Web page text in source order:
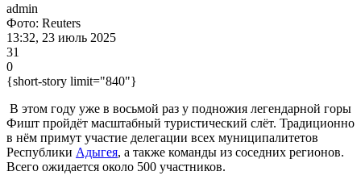
admin
Фото: Reuters
13:32, 23 июль 2025
31
0
{short-story limit="840"}
В этом году уже в восьмой раз у подножия легендарной горы
Фишт пройдёт масштабный туристический слёт. Традиционно
в нём примут участие делегации всех муниципалитетов
Республики Адыгея, а также команды из соседних регионов.
Всего ожидается около 500 участников.